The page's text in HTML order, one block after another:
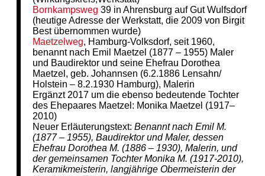
Bornkampsweg 39 in Ahrensburg auf Gut Wulfsdorf
(heutige Adresse der Werkstatt, die 2009 von Birgit
Best übernommen wurde)
Maetzelweg, Hamburg-Volksdorf, seit 1960,
benannt nach Emil Maetzel (1877 – 1955) Maler
und Baudirektor und seine Ehefrau Dorothea
Maetzel, geb. Johannsen (6.2.1886 Lensahn/
Holstein – 8.2.1930 Hamburg), Malerin
Ergänzt 2017 um die ebenso bedeutende Tochter
des Ehepaares Maetzel: Monika Maetzel (1917–
2010)
Neuer Erläuterungstext:Benannt nach Emil M.
(1877 – 1955), Baudirektor und Maler, dessen
Ehefrau Dorothea M. (1886 – 1930), Malerin, und
der gemeinsamen Tochter Monika M. (1917-2010),
Keramikmeisterin, langjährige Obermeisterin der